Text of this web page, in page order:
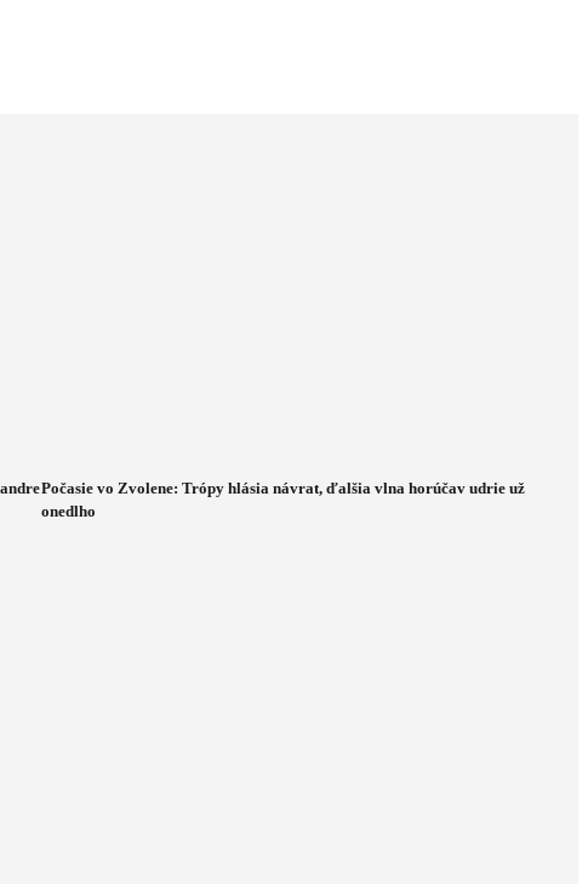
Počasie vo Zvolene: Trópy hlásia návrat, ďalšia vlna horúčav udrie už
onedlho